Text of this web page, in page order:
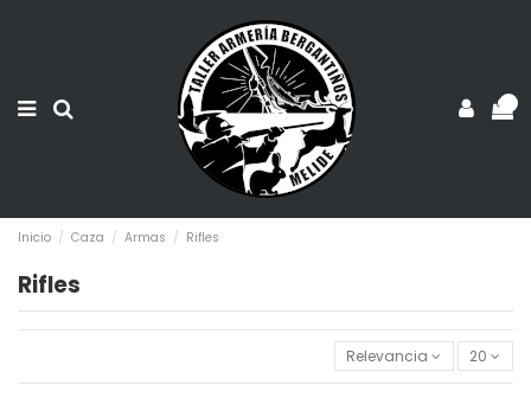
Inicio Caza Armas Rifles
Rifles
Relevancia 20